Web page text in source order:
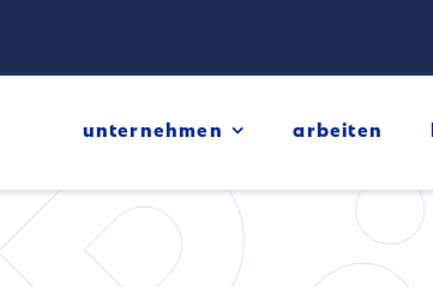
unternehmen arbeiten